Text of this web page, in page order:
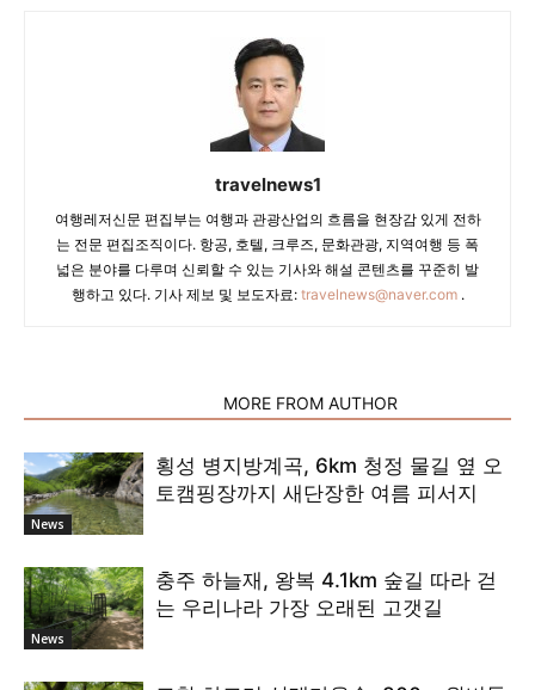
travelnews1
여행레저신문 편집부는 여행과 관광산업의 흐름을 현장감 있게 전하
는 전문 편집조직이다. 항공, 호텔, 크루즈, 문화관광, 지역여행 등 폭
넓은 분야를 다루며 신뢰할 수 있는 기사와 해설 콘텐츠를 꾸준히 발
행하고 있다. 기사 제보 및 보도자료: travelnews@naver.com.
MORE FROM AUTHOR
News
횡성 병지방계곡, 6km 청정 물길 옆 오
토캠핑장까지 새단장한 여름 피서지
News
충주 하늘재, 왕복 4.1km 숲길 따라 걷
는 우리나라 가장 오래된 고갯길